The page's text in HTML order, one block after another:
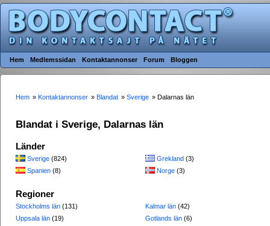
Hem Medlemssidan Kontaktannonser Forum Bloggen
Hem » Kontaktannonser » Blandat » Sverige » Dalarnas län
Blandat i Sverige, Dalarnas län
Länder
Sverige (824)
Spanien (8)
Grekland (3)
Norge (3)
Regioner
Stockholms län (131)
Uppsala län (19)
Kalmar län (42)
Gotlands län (6)